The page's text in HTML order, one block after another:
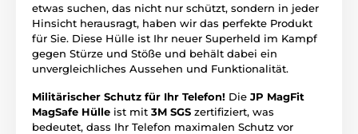
etwas suchen, das nicht nur schützt, sondern in jeder
Hinsicht herausragt, haben wir das perfekte Produkt
für Sie. Diese Hülle ist Ihr neuer Superheld im Kampf
gegen Stürze und Stöße und behält dabei ein
unvergleichliches Aussehen und Funktionalität.
Militärischer Schutz für Ihr Telefon! Die JP MagFit
MagSafe Hülle ist mit 3M SGS zertifiziert, was
bedeutet, dass Ihr Telefon maximalen Schutz vor